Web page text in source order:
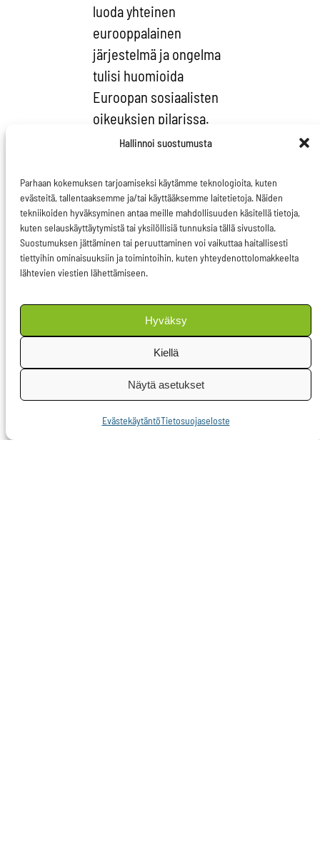
Hallinnoi suostumusta
Parhaan kokemuksen tarjoamiseksi käytämme teknologioita, kuten
evästeitä, tallentaaksemme ja/tai käyttääksemme laitetietoja. Näiden
tekniikoiden hyväksyminen antaa meille mahdollisuuden käsitellä tietoja,
kuten selauskäyttäytymistä tai yksilöllisiä tunnuksia tällä sivustolla.
Suostumuksen jättäminen tai peruuttaminen voi vaikuttaa haitallisesti
tiettyihin ominaisuuksiin ja toimintoihin, kuten yhteydenottolomakkeelta
lähtevien viestien lähettämiseen.
Hyväksy
Kiellä
Näytä asetukset
EvästekäytäntöTietosuojaseloste
luoda yhteinen
eurooppalainen
järjestelmä ja ongelma
tulisi huomioida
Euroopan sosiaalisten
oikeuksien pilarissa.
työolojen parantaminen
on onneksi jo Euroopan
komission työlistalla.
Komissio on
ilmoittanut viime
alustatyöntekijöiden
oloja parantavasta
lakialoitteesta, joka on
tarkoitus esitellä
vuoden 2021 aikana.